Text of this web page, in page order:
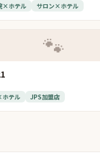
×ホテル サロン×ホテル
🐾
テル JPS加盟店